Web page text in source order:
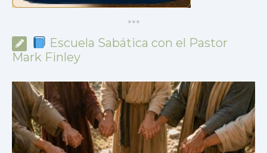
***
Escuela Sabática con el Pastor
Mark Finley